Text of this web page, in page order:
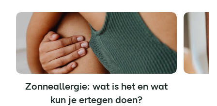
Zonneallergie: wat is het en wat
kun je ertegen doen?